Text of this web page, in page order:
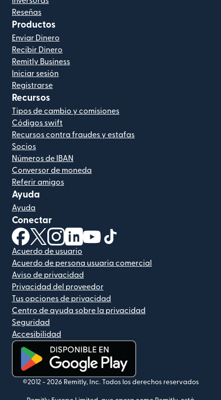
Reseñas
Productos
Enviar Dinero
Recibir Dinero
Remitly Business
Iniciar sesión
Registrarse
Recursos
Tipos de cambio y comisiones
Códigos swift
Recursos contra fraudes y estafas
Socios
Números de IBAN
Conversor de moneda
Referir amigos
Ayuda
Ayuda
Conectar
(se abre en una ventana nueva)
(se abre en una ventana nueva)
(se abre en una ventana nueva)
(se abre en una ventana nueva)
(se abre en una ventana nueva)
Acuerdo de usuario
Acuerdo de persona usuaria comercial
Aviso de privacidad
Privacidad del proveedor
Tus opciones de privacidad
Centro de ayuda sobre la privacidad
Seguridad
Accesibilidad
(se abre en una ventana nueva)
©2012 - 2026 Remitly, Inc. Todos los derechos reservados